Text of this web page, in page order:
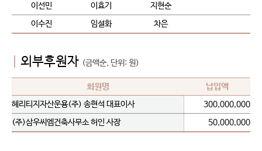
이선민
이효기
지현순
이수진
임설화 차은
외부후원자 (금액순, 단위: 원)
회원명 납입액
헤리티지자산운용(주) 송현석 대표이사
300,000,000
(주)삼우씨엠건축사무소 허인 사장
50,000,000